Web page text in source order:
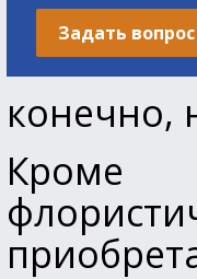
Задать вопрос
конечно,
Кроме